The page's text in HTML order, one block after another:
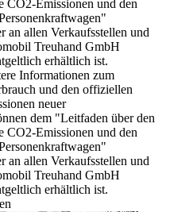
CO2-Emissionen und den
an allen Verkaufsstellen und
Treuhand GmbH
erhältlich ist.
Informationen zum
und den offiziellen
neuer
dem "Leitfaden über den
CO2-Emissionen und den
an allen Verkaufsstellen und
Treuhand GmbH
erhältlich ist.